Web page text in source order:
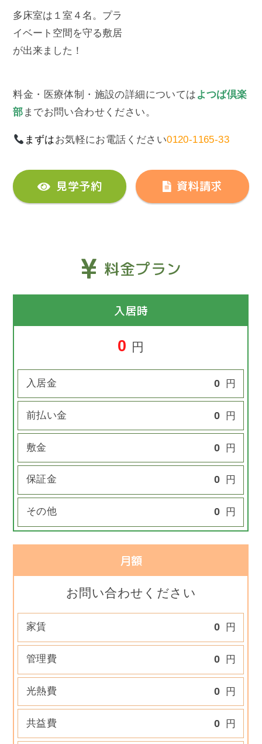
多床室は１室４名。プラ
イベート空間を守る敷居
が出来ました！
料金・医療体制・施設の詳細については よつば倶楽
部 までお問い合わせください。
まずはお気軽にお電話ください0120-1165-33
見学予約 資料請求
料金プラン
入居時
0 円
入居金 0 円
前払い金 0 円
敷金 0 円
保証金 0 円
その他 0 円
月額
お問い合わせください
家賃 0 円
管理費 0 円
光熱費 0 円
共益費 0 円